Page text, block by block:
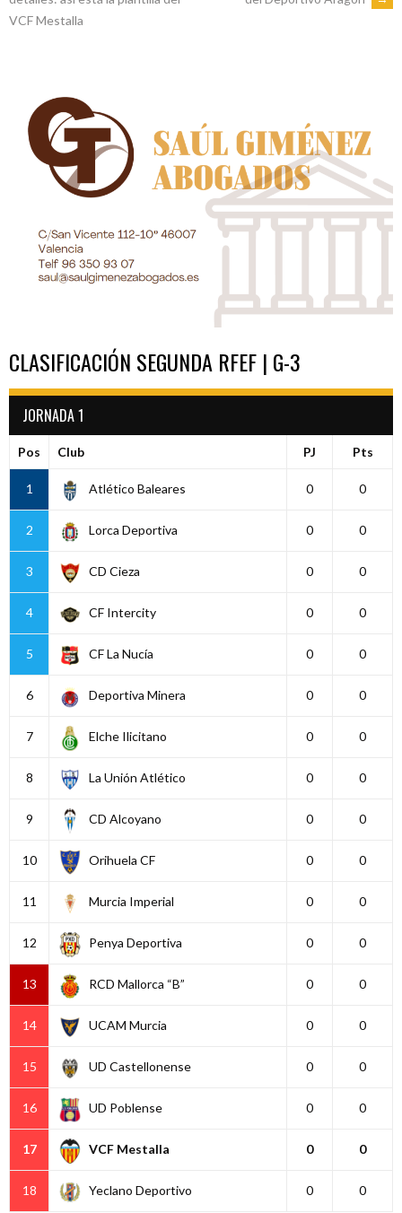
DE
ENTRADAS
VCF Mestalla
CLASIFICACIÓN SEGUNDA RFEF | G-3
JORNADA 1
Pos Club PJ Pts
1 Atlético Baleares 0 0
2 Lorca Deportiva 0 0
3 CD Cieza 0 0
4 CF Intercity 0 0
5 CF La Nucía 0 0
6 Deportiva Minera 0 0
7 Elche Ilicitano 0 0
8 La Unión Atlético 0 0
9 CD Alcoyano 0 0
10 Orihuela CF 0 0
11 Murcia Imperial 0 0
12 Penya Deportiva 0 0
13 RCD Mallorca “B” 0 0
14 UCAM Murcia 0 0
15 UD Castellonense 0 0
16 UD Poblense 0 0
17 VCF Mestalla 0 0
18 Yeclano Deportivo 0 0